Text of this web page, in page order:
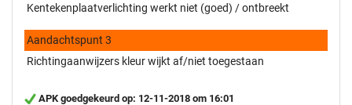
Kentekenplaatverlichting werkt niet (goed) / ontbreekt
Aandachtspunt 3
Richtingaanwijzers kleur wijkt af/niet toegestaan
APK goedgekeurd op: 12-11-2018 om 16:01